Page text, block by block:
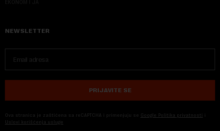
EKONOM I JA
NEWSLETTER
PRIJAVITE SE
Ova stranica je zaštićena sa reCAPTCHA i primenjuju se Google Politika privatnosti i
Uslovi korišćenja usluge